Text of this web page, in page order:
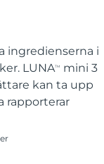
ingredienserna i
LUNATM
mini 3
kan ta upp
rapporterar